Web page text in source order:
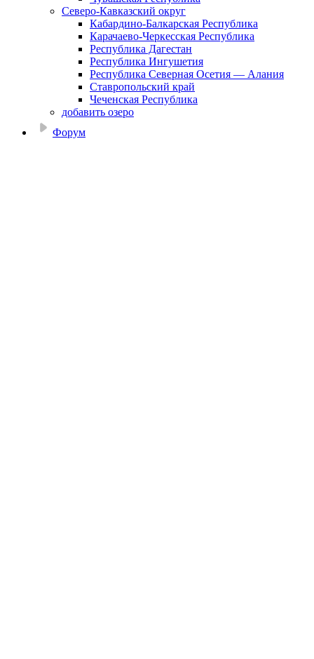
Северо-Кавказский округ
Кабардино-Балкарская Республика
Карачаево-Черкесская Республика
Республика Дагестан
Республика Ингушетия
Республика Северная Осетия — Алания
Ставропольский край
Чеченская Республика
добавить озеро
Форум